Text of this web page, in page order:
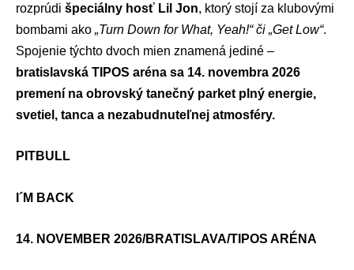
rozprúdi špeciálny hosť Lil Jon, ktorý stojí za klubovými
bombami ako „Turn Down for What, Yeah!“ či „Get Low“.
Spojenie týchto dvoch mien znamená jediné –
bratislavská TIPOS aréna sa 14. novembra 2026
premení na obrovský tanečný parket plný energie,
svetiel, tanca a nezabudnuteľnej atmosféry.
PITBULL
I´M BACK
14. NOVEMBER 2026/BRATISLAVA/TIPOS ARÉNA